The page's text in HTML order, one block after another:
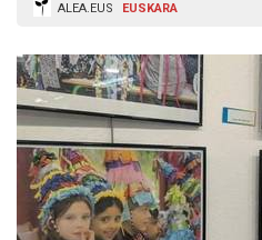
ALEA.EUS EUSKARA